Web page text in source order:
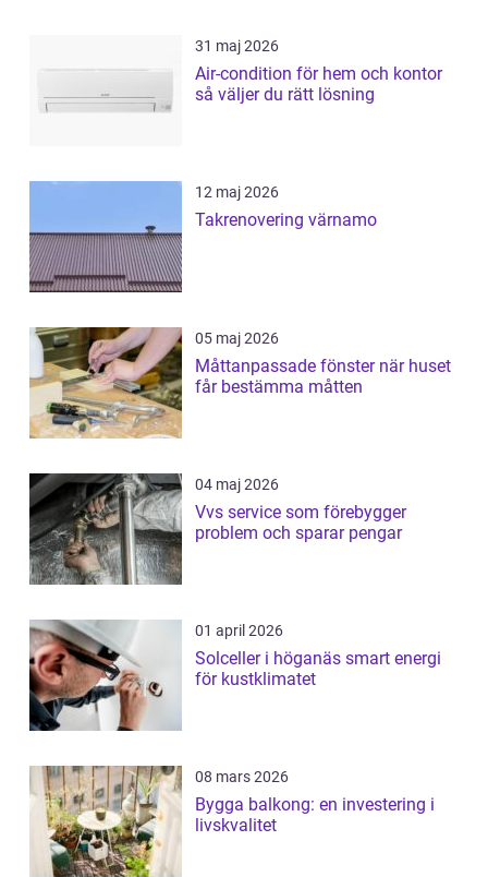
31 maj 2026
Air-condition för hem och kontor
så väljer du rätt lösning
12 maj 2026
Takrenovering värnamo
05 maj 2026
Måttanpassade fönster när huset
får bestämma måtten
04 maj 2026
Vvs service som förebygger
problem och sparar pengar
01 april 2026
Solceller i höganäs smart energi
för kustklimatet
08 mars 2026
Bygga balkong: en investering i
livskvalitet